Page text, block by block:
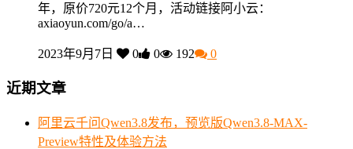
年，原价720元12个月，活动链接阿小云：
axiaoyun.com/go/a…
2023年9月7日 0 0 192 0
近期文章
阿里云千问Qwen3.8发布，预览版Qwen3.8-MAX-
Preview特性及体验方法